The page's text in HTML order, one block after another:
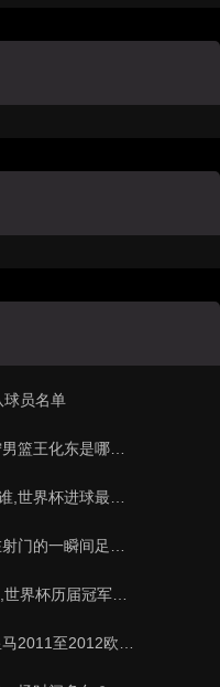
球员名单
化东是哪里人？
最多的球员是谁？
球的速度有多快？？
历届冠军球队教练
2012欧冠赛程&nbs